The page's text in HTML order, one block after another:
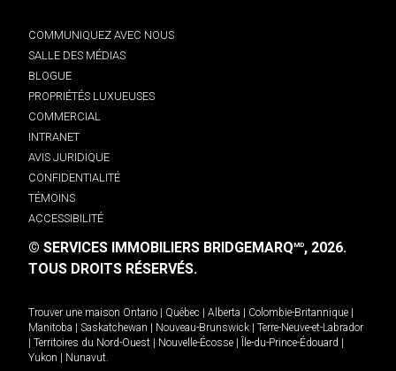
COMMUNIQUEZ AVEC NOUS
SALLE DES MÉDIAS
BLOGUE
PROPRIÉTÉS LUXUEUSES
COMMERCIAL
INTRANET
AVIS JURIDIQUE
CONFIDENTIALITÉ
TÉMOINS
ACCESSIBILITÉ
© SERVICES IMMOBILIERS BRIDGEMARQMD, 2026.
TOUS DROITS RÉSERVÉS.
Trouver une maison Ontario Québec Alberta Colombie-Britannique
Manitoba
Saskatchewan Nouveau-Brunswick
Terre-Neuve-et-Labrador
Territoires du Nord-Ouest Nouvelle-Écosse Île-du-Prince-Édouard
Yukon
Nunavut.